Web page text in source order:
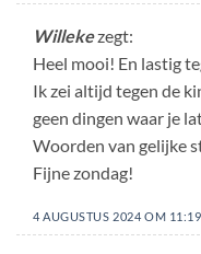
Willekezegt:
Heel mooi! En lastig
Ik zei altijd tegen de
geen dingen waar je
Woorden van gelijke
Fijne zondag!
4 AUGUSTUS 2024 OM 11:19